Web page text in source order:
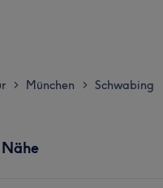
> München > Schwabing